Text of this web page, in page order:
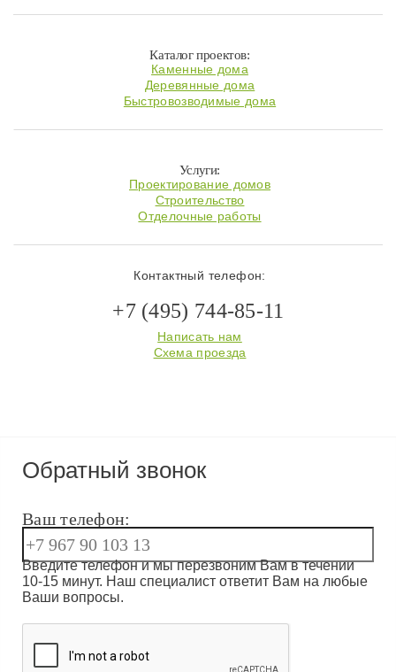
Каталог проектов:
Каменные дома
Деревянные дома
Быстровозводимые дома
Услуги:
Проектирование домов
Строительство
Отделочные работы
Контактный телефон:
+7 (495) 744-85-11
Написать нам
Схема проезда
Обратный звонок
Ваш телефон:
Введите телефон и мы перезвоним Вам в течении
10-15 минут. Наш специалист ответит Вам на любые
Ваши вопросы.